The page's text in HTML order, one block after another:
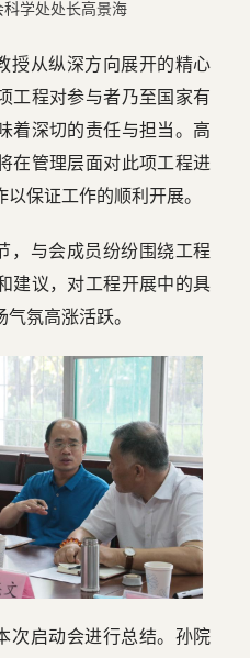
学处处长高景海
授从纵深方向展开的精心
工程对参与者乃至国家有
着深切的责任与担当。高
在管理层面对此项工程进
保证工作的顺利开展。
，与会成员纷纷围绕工程
建议，对工程开展中的具
氛高涨活跃。
次启动会进行总结。孙院